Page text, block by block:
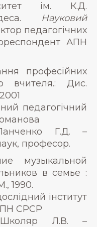
ім. К.Д.
Науковий
педагогічних
АПН
професійних
вчителя.: Дис.
педагогічний
Г.Д. –
професор.
музыкальной
в семье :
1990.
інститут
СРСР
Л.В. –